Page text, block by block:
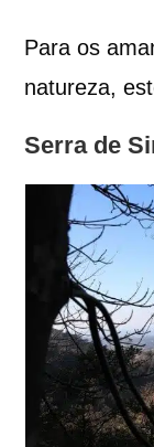
Para os
natureza,
Serra de